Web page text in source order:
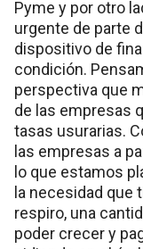
Pyme y por otro
urgente de parte
dispositivo de
condición.
perspectiva que
de las empresas
tasas usurarias.
las empresas a
lo que estamos
la necesidad que
respiro, una
poder crecer y